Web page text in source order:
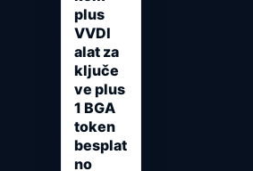
plus
VVDI
alat za
ključe
ve plus
1 BGA
token
besplat
no